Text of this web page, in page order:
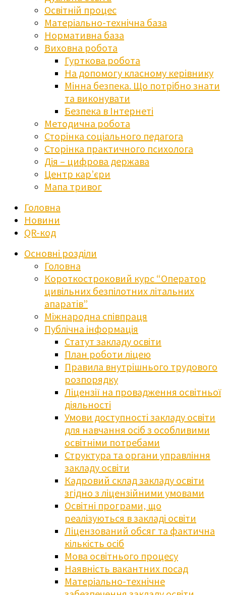
Освітній процес
Матеріально-технічна база
Нормативна база
Виховна робота
Гурткова робота
На допомогу класному керівнику
Мінна безпека. Що потрібно знати
та виконувати
Безпека в Інтернеті
Методична робота
Сторінка соціального педагога
Сторінка практичного психолога
Дія – цифрова держава
Центр кар’єри
Мапа тривог
Головна
Новини
QR-код
Основні розділи
Головна
Короткостроковий курс “Оператор
цивільних безпілотних літальних
апаратів”
Міжнародна співпраця
Публічна інформація
Статут закладу освіти
План роботи ліцею
Правила внутрішнього трудового
розпорядку
Ліцензії на провадження освітньої
діяльності
Умови доступності закладу освіти
для навчання осіб з особливими
освітніми потребами
Структура та органи управління
закладу освіти
Кадровий склад закладу освіти
згідно з ліцензійними умовами
Освітні програми, що
реалізуються в закладі освіти
Ліцензований обсяг та фактична
кількість осіб
Мова освітнього процесу
Наявність вакантних посад
Матеріально-технічне